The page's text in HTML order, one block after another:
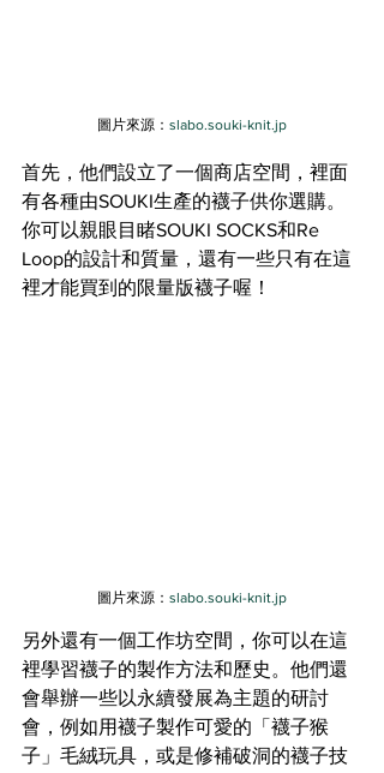
圖片來源： slabo.souki-knit.jp
首先，他們設立了一個商店空間，裡面
有各種由SOUKI生產的襪子供你選購。
你可以親眼目睹SOUKI SOCKS和Re
Loop的設計和質量，還有一些只有在這
裡才能買到的限量版襪子喔！
圖片來源： slabo.souki-knit.jp
另外還有一個工作坊空間，你可以在這
裡學習襪子的製作方法和歷史。他們還
會舉辦一些以永續發展為主題的研討
會，例如用襪子製作可愛的「襪子猴
子」毛絨玩具，或是修補破洞的襪子技